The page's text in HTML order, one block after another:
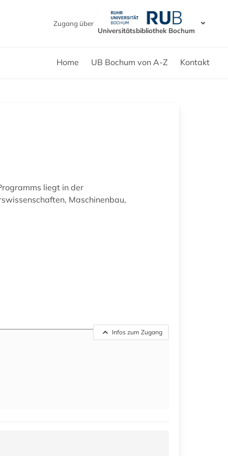
Zugang über
Universitätsbibliothek Bochum
Home UB Bochum von A-Z Kontakt
liegt in der
Maschinenbau,
Infos zum Zugang